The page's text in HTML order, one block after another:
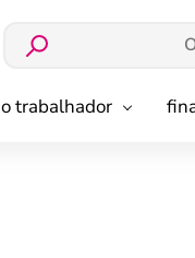
trabalhador